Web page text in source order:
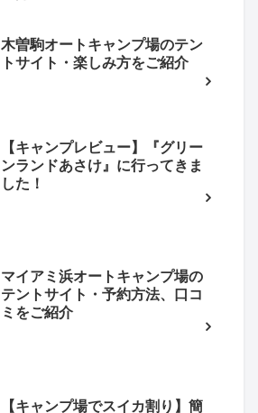
木曽駒オートキャンプ場のテン
トサイト・楽しみ方をご紹介
【キャンプレビュー】『グリー
ンランドあさけ』に行ってきま
した！
マイアミ浜オートキャンプ場の
テントサイト・予約方法、口コ
ミをご紹介
【キャンプ場でスイカ割り】簡